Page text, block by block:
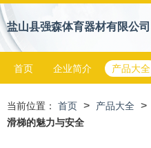
盐山县强森体育器材有限公司
首页 企业简介 产品大全
当前位置： 首页 > 产品大全 >
滑梯的魅力与安全